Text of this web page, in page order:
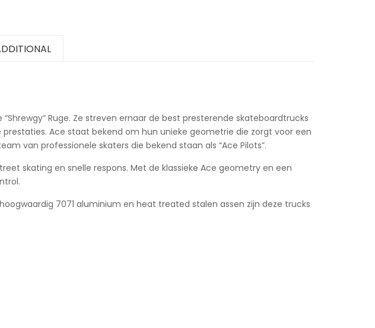
Ruge. Ze streven ernaar de best presterende skateboardtrucks
Ace staat bekend om hun unieke geometrie die zorgt voor een
van professionele skaters die bekend staan als “Ace Pilots”.
skating en snelle respons. Met de klassieke Ace geometry en een
7071 aluminium en heat treated stalen assen zijn deze trucks